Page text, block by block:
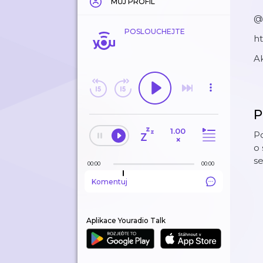
POSLOUCHEJTE
1.00
×
00:00 00:00
Komentuj
Aplikace Youradio Talk
o